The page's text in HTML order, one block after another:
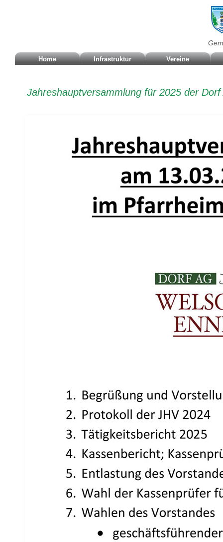
Home Infrastruktur Vereine
Jahreshauptversammlung für 2025 der Dorf